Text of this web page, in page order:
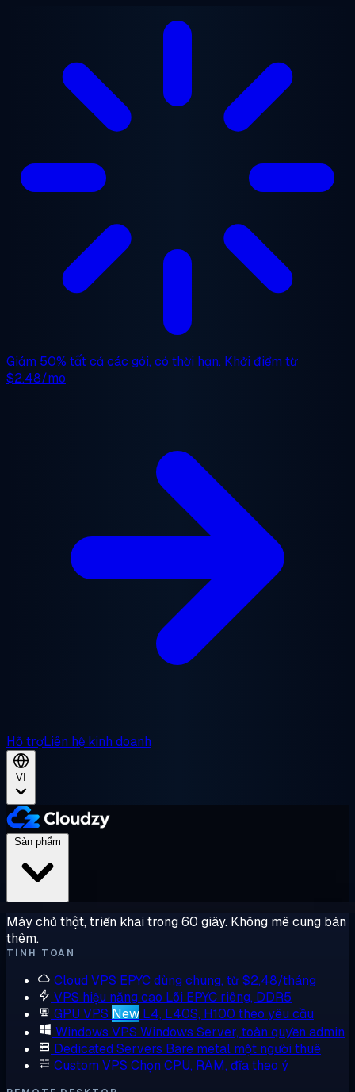
Giảm 50% tất cả các gói, có thời hạn. Khởi điểm từ
$2.48/mo
Hỗ trợLiên hệ kinh doanh
VI
Máy chủ thật, triển khai trong 60 giây. Không mê cung bán
thêm.
TÍNH TOÁN
Cloud VPS EPYC dùng chung, từ $2,48/tháng
VPS hiệu năng cao Lõi EPYC riêng, DDR5
GPU VPS New L4, L40S, H100 theo yêu cầu
Windows VPS Windows Server, toàn quyền admin
Dedicated Servers Bare metal một người thuê
Custom VPS Chọn CPU, RAM, đĩa theo ý